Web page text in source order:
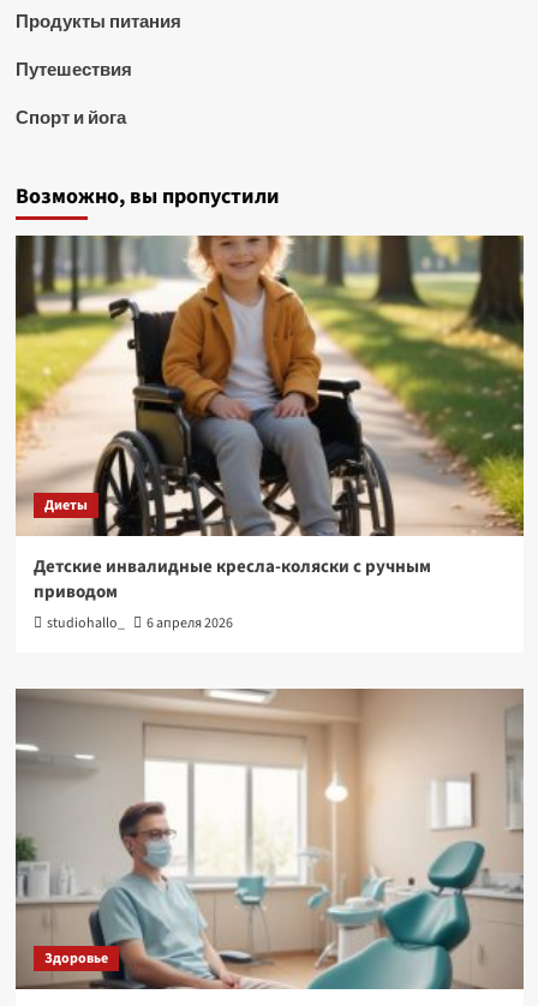
Продукты питания
Путешествия
Спорт и йога
Возможно, вы пропустили
Диеты
Детские инвалидные кресла-коляски с ручным
приводом
studiohallo_ 6 апреля 2026
Здоровье